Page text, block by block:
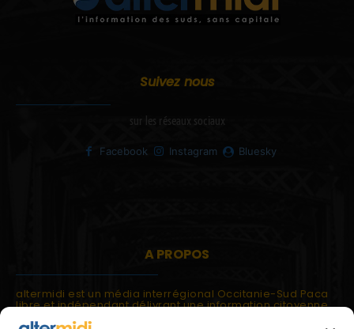
Suivez nous
sur les réseaux sociaux
Facebook Instagram Bluesky
A PROPOS
altermidi est un média interrégional Occitanie-Sud Paca
libre et indépendant délivrant une information citoyenne